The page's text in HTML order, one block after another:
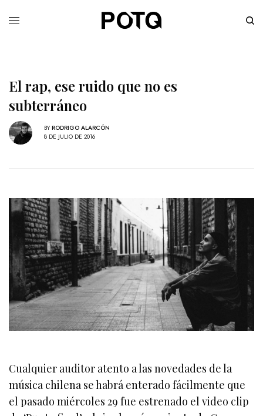
El rap, ese ruido que no es
subterráneo
BY RODRIGO ALARCÓN
8 DE JULIO DE 2016
Cualquier auditor atento a las novedades de la
música chilena se habrá enterado fácilmente que
el pasado miércoles 29 fue estrenado el video clip